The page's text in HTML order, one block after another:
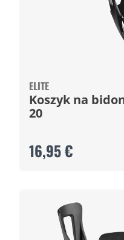
ELITE
Koszyk na
20
16,95 €